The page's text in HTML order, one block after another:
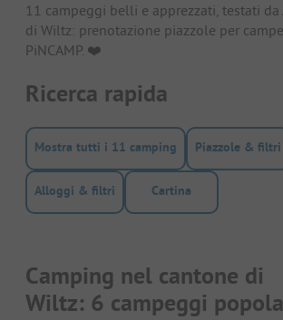
11 campeggi belli e apprezzati, testati da
di Wiltz: prenotazione piazzole per
PiNCAMP. ❤️️
Ricerca rapida
Mostra tutti i 11 camping Piazzole & filtri
Alloggi & filtri Cartina
Camping nel cantone di
Wiltz: 6 campeggi